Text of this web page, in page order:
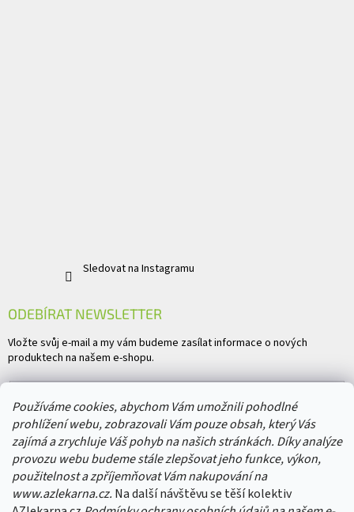
Používáme cookies, abychom Vám umožnili pohodlné
prohlížení webu, zobrazovali Vám pouze obsah, který Vás
zajímá a zrychluje Váš pohyb na našich stránkách. Díky analýze
provozu webu budeme stále zlepšovat jeho funkce, výkon,
použitelnost a zpříjemňovat Vám nakupování na
www.azlekarna.cz. Na další návštěvu se těší kolektiv
Sledovat na Instagramu
ODEBÍRAT NEWSLETTER
Vložte svůj e-mail a my vám budeme zasílat informace o nových
produktech na našem e-shopu.
Vložením e-mailu souhlasíte spodmínkami ochrany osobních údajů
PŘIHLÁSIT SE